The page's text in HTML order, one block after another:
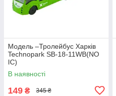
Модель –Тролейбус Харків
Technopark SB-18-11WB(NO
IC)
В наявності
149 ₴ 345 ₴